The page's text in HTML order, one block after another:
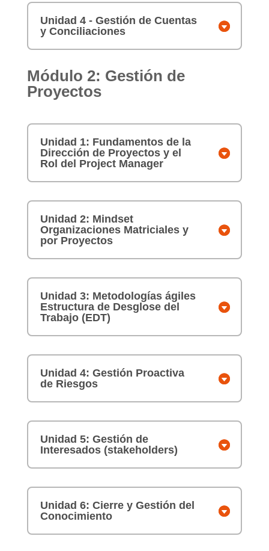
Unidad 4 - Gestión de Cuentas
y Conciliaciones
Módulo 2: Gestión de
Proyectos
Unidad 1: Fundamentos de la
Dirección de Proyectos y el
Rol del Project Manager
Unidad 2: Mindset
Organizaciones Matriciales y
por Proyectos
Unidad 3: Metodologías ágiles
Estructura de Desglose del
Trabajo (EDT)
Unidad 4: Gestión Proactiva
de Riesgos
Unidad 5: Gestión de
Interesados (stakeholders)
Unidad 6: Cierre y Gestión del
Conocimiento